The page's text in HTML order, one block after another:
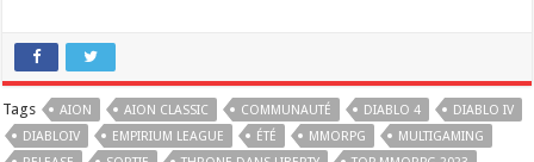
Tags AION AION CLASSIC COMMUNAUTÉ DIABLO 4
DIABLO IV
DIABLOIV
EMPIRIUM LEAGUE ÉTÉ MMORPG
MULTIGAMING